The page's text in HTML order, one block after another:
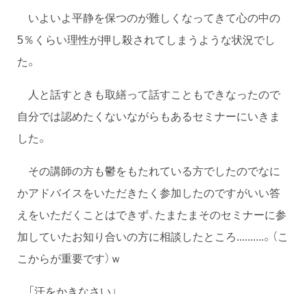
いよいよ平静を保つのが難しくなってきて心の中の
5％くらい理性が押し殺されてしまうような状況でし
た。
人と話すときも取繕って話すこともできなったので
自分では認めたくないながらもあるセミナーにいきま
した。
その講師の方も鬱をもたれている方でしたのでなに
かアドバイスをいただきたく参加したのですがいい答
えをいただくことはできず、たまたまそのセミナーに参
加していたお知り合いの方に相談したところ..........。（こ
こからが重要です）ｗ
「汗をかきなさい」